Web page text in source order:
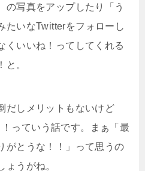
の写真をアップしたり「う
たいなTwitterをフォローし
くいいね！ってしてくれる
と。
だしメリットもないけど
っていう話です。まぁ「最
がとうな！！」って思うの
ょうがね。